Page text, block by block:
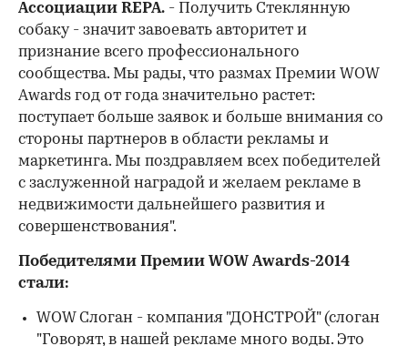
Ассоциации REPA. - Получить Стеклянную
собаку - значит завоевать авторитет и
признание всего профессионального
сообщества. Мы рады, что размах Премии WOW
Awards год от года значительно растет:
поступает больше заявок и больше внимания со
стороны партнеров в области рекламы и
маркетинга. Мы поздравляем всех победителей
с заслуженной наградой и желаем рекламе в
недвижимости дальнейшего развития и
совершенствования".
Победителями Премии WOW Awards-2014
стали:
WOW Слоган - компания "ДОНСТРОЙ" (слоган
"Говорят, в нашей рекламе много воды. Это